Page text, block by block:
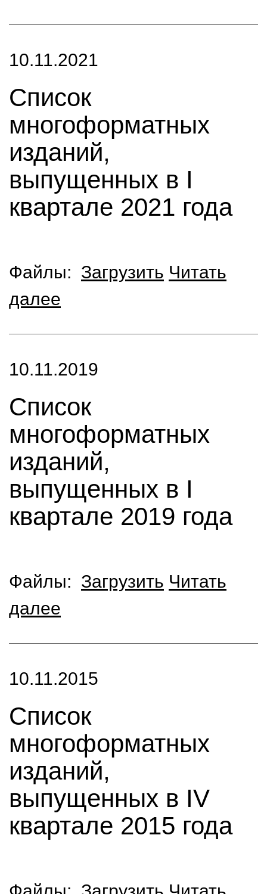
10.11.2021
Список
многоформатных
изданий,
выпущенных в I
квартале 2021 года
Файлы: Загрузить Читать
далее
10.11.2019
Список
многоформатных
изданий,
выпущенных в I
квартале 2019 года
Файлы: Загрузить Читать
далее
10.11.2015
Список
многоформатных
изданий,
выпущенных в IV
квартале 2015 года